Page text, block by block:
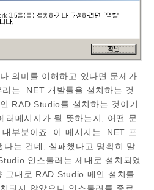
의미를 이해하고 있다면 문제가
는 .NET 개발툴을 설치하는 것
RAD Studio를 설치하는 것이기
러메시지가 뭘 뜻하는지, 어떤 문
부분이죠. 이 메시지는 .NET 프
는 건데, 실패했다고 명확히 말
인스톨러는 제대로 설치되었
그대로 RAD Studio 메인 설치를